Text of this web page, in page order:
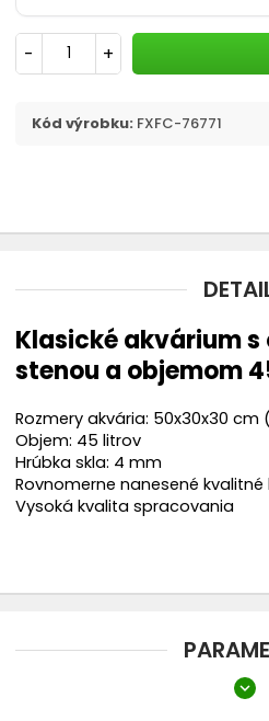
- +
Kód výrobku: FXFC-76771
Klasické akvárium
stenou a objemom
Rozmery akvária: 50x30x30 cm
Objem: 45 litrov
Hrúbka skla: 4 mm
Rovnomerne nanesené kvalitné
Vysoká kvalita spracovania
expand_more